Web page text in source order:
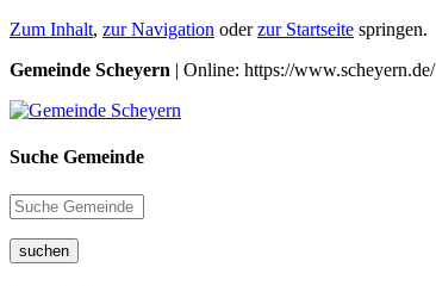
Zum Inhalt, zur Navigation oderzur Startseite springen.
Gemeinde Scheyern | Online: https://www.scheyern.de/
Suche Gemeinde
suchen